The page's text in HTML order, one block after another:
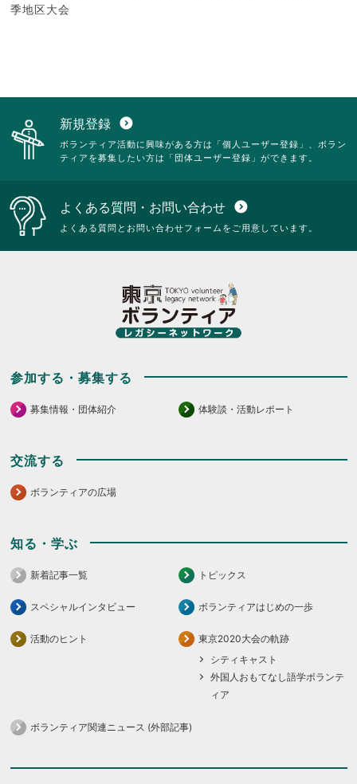
季地区大会
新規登録 expand_circle_down
ボランティア活動に興味がある方は「個人ユーザー登録」、ボラン
ティアを募集したい方は「団体ユーザー登録」ができます。
よくある質問・お問い合わせ expand_circle_down
よくある質問とお問い合わせフォームをご用意しています。
参加する・募集する
募集情報・団体紹介 体験談・活動レポート
交流する
ボランティアの広場
知る・学ぶ
新着記事一覧 トピックス
スペシャルインタビュー ボランティアはじめの一歩
活動のヒント
東京2020大会の軌跡
シティキャスト
外国人おもてなし語学ボランテ
ィア
ボランティア関連ニュース (外部記事)